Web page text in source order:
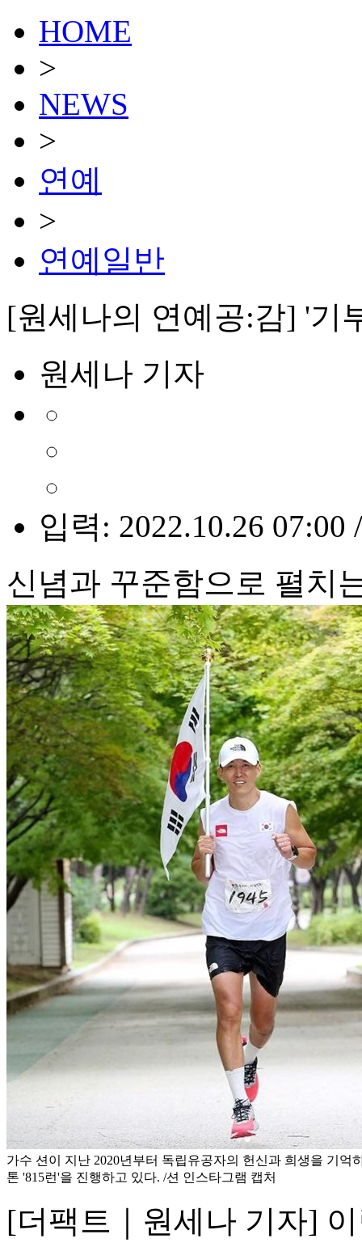
HOME
>
NEWS
>
연예
>
연예일반
[원세나의 연예공:감] '기
원세나 기자
입력: 2022.10.26 07:00
신념과 꾸준함으로 펼치
가수 션이 지난 2020년부터 독립유공자의 헌신과 희생을 기억
톤 '815런'을 진행하고 있다. /션 인스타그램 캡처
[더팩트｜원세나 기자]